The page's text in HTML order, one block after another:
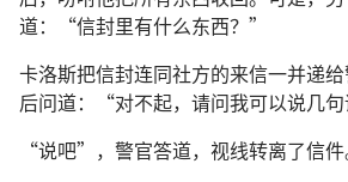
道：“信封里有什么东西？”
卡洛斯把信封连同社方的来信一并递
后问道：“对不起，请问我可以说几句
“说吧”，警官答道，视线转离了信件